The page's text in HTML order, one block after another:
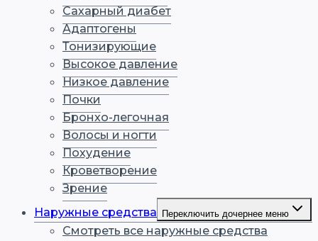
Сахарный диабет
Адаптогены
Тонизирующие
Высокое давление
Низкое давление
Почки
Бронхо-легочная
Волосы и ногти
Похудение
Кроветворение
Зрение
Наружные средства Переключить дочернее меню
Смотреть все наружные средства